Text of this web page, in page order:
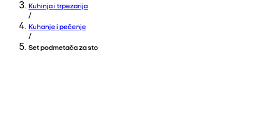
Kuhinja i trpezarija
/
Kuhanje i pečenje
/
Set podmetača za sto